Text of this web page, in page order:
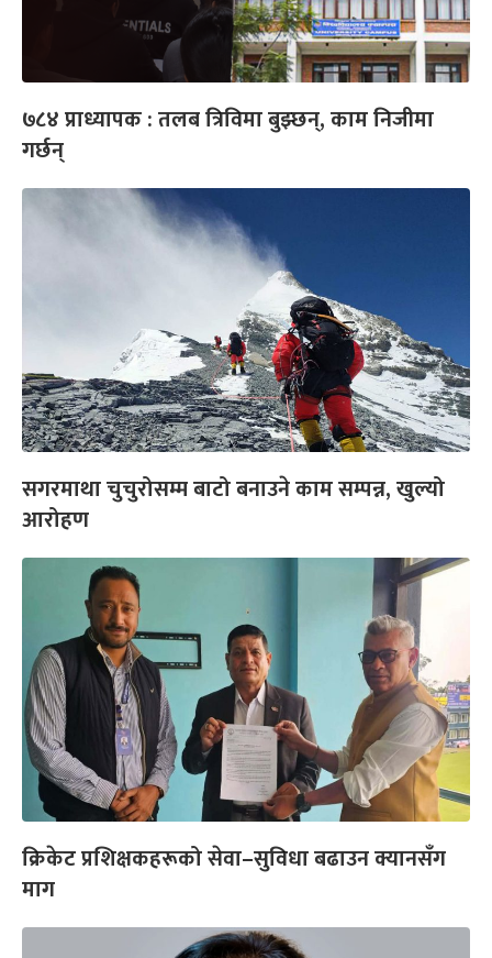
७८४ प्राध्यापक : तलब त्रिविमा बुझ्छन्, काम निजीमा
गर्छन्
सगरमाथा चुचुरोसम्म बाटो बनाउने काम सम्पन्न, खुल्यो
आरोहण
क्रिकेट प्रशिक्षकहरूको सेवा–सुविधा बढाउन क्यानसँग
माग